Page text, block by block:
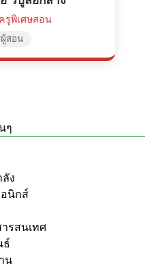
รูพิเศษสอน
สอน
ๆ
ง
อนิกส์
รสนเทศ
ธ์
น